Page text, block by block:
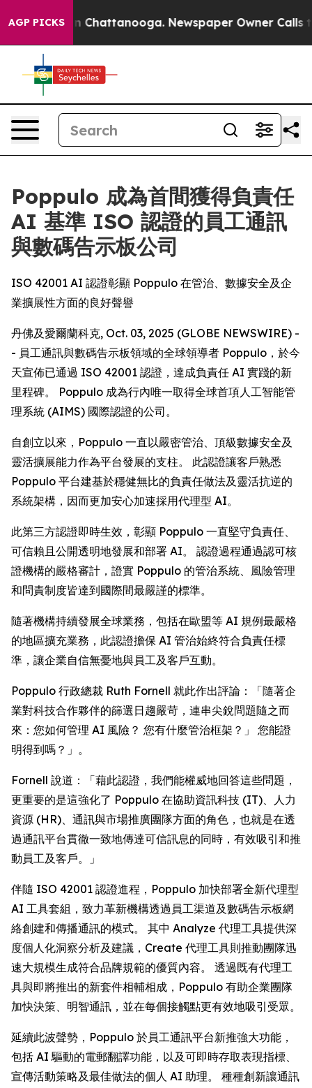
AGP PICKS
Chaos in Chattanooga. Newspaper Owner Calls
Poppulo 成為首間獲得負責任
AI 基準 ISO 認證的員工通訊
與數碼告示板公司
ISO 42001 AI 認證彰顯 Poppulo 在管治、數據安全及企
業擴展性方面的良好聲譽
丹佛及愛爾蘭科克, Oct. 03, 2025 (GLOBE NEWSWIRE) -
- 員工通訊與數碼告示板領域的全球領導者 Poppulo，於今
天宣佈已通過 ISO 42001 認證，達成負責任 AI 實踐的新
里程碑。 Poppulo 成為行內唯一取得全球首項人工智能管
理系統 (AIMS) 國際認證的公司。
自創立以來，Poppulo 一直以嚴密管治、頂級數據安全及
靈活擴展能力作為平台發展的支柱。 此認證讓客戶熟悉
Poppulo 平台建基於穩健無比的負責任做法及靈活抗逆的
系統架構，因而更加安心加速採用代理型 AI。
此第三方認證即時生效，彰顯 Poppulo 一直堅守負責任、
可信賴且公開透明地發展和部署 AI。 認證過程通過認可核
證機構的嚴格審計，證實 Poppulo 的管治系統、風險管理
和問責制度皆達到國際間最嚴謹的標準。
隨著機構持續發展全球業務，包括在歐盟等 AI 規例最嚴格
的地區擴充業務，此認證擔保 AI 管治始終符合負責任標
準，讓企業自信無憂地與員工及客戶互動。
Poppulo 行政總裁 Ruth Fornell 就此作出評論：「隨著企
業對科技合作夥伴的篩選日趨嚴苛，連串尖銳問題隨之而
來：您如何管理 AI 風險？ 您有什麼管治框架？」 您能證
明得到嗎？」。
Fornell 說道：「藉此認證，我們能權威地回答這些問題，
更重要的是這強化了 Poppulo 在協助資訊科技 (IT)、人力
資源 (HR)、通訊與市場推廣團隊方面的角色，也就是在透
過通訊平台貫徹一致地傳達可信訊息的同時，有效吸引和推
動員工及客戶。」
伴隨 ISO 42001 認證進程，Poppulo 加快部署全新代理型
AI 工具套組，致力革新機構透過員工渠道及數碼告示板網
絡創建和傳播通訊的模式。 其中 Analyze 代理工具提供深
度個人化洞察分析及建議， Create 代理工具則推動團隊迅
速大規模生成符合品牌規範的優質內容。 透過既有代理工
具與即將推出的新套件相輔相成，Poppulo 有助企業團隊
加快決策、明智通訊，並在每個接觸點更有效地吸引受眾。
延續此波聲勢，Poppulo 於員工通訊平台新推強大功能，
包括 AI 驅動的電郵翻譯功能，以及可即時存取表現指標、
宣傳活動策略及最佳做法的個人 AI 助理。 種種創新讓通訊